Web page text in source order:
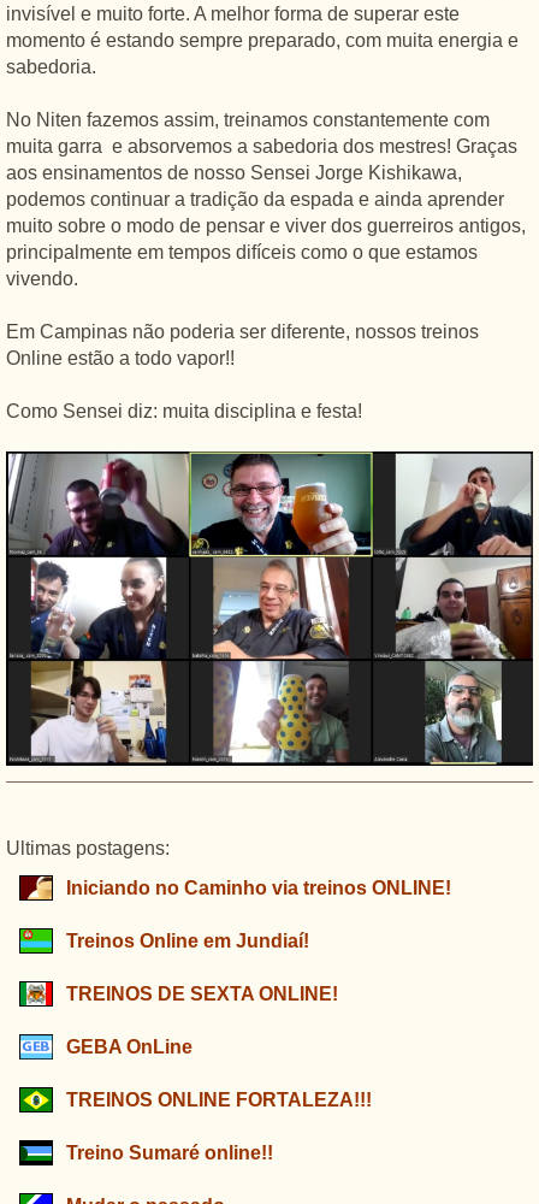
invisível e muito forte. A melhor forma de superar este
momento é estando sempre preparado, com muita energia e
sabedoria.
No Niten fazemos assim, treinamos constantemente com
muita garra e absorvemos a sabedoria dos mestres! Graças
aos ensinamentos de nosso Sensei Jorge Kishikawa,
podemos continuar a tradição da espada e ainda aprender
muito sobre o modo de pensar e viver dos guerreiros antigos,
principalmente em tempos difíceis como o que estamos
vivendo.
Em Campinas não poderia ser diferente, nossos treinos
Online estão a todo vapor!!
Como Sensei diz: muita disciplina e festa!
Ultimas postagens:
Iniciando no Caminho via treinos ONLINE!
Treinos Online em Jundiaí!
TREINOS DE SEXTA ONLINE!
GEBA OnLine
TREINOS ONLINE FORTALEZA!!!
Treino Sumaré online!!